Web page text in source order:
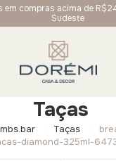
em compras acima de
Sudeste
Taças
Taças
diamond-325ml-